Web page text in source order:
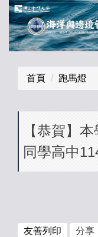
跳
到
主
要
首頁 跑馬燈
【恭賀】
同學高中
友善列印 分享